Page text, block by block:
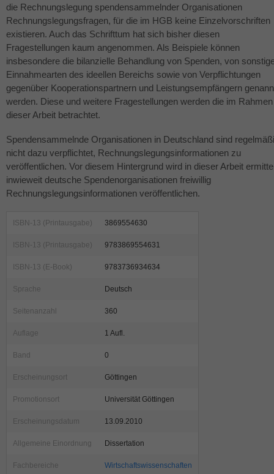
die Rechnungslegung spendensammelnder Organisationen
Rechnungslegungsfragen, für die im HGB keine Einzelvorschriften
existieren. Auch das Schrifttum hat sich bisher diesen
Fragestellungen kaum angenommen. Als Beispiele können
insbesondere die bilanzielle Behandlung von Spenden, von
Einnahmearten des ideellen Bereichs sowie von Verpflichtungen
gegenüber Kooperationspartnern und Leistungsempfängern
werden. Diese und weitere Fragestellungen werden die im Rahmen
dieser Arbeit betrachtet.
Spendensammelnde Organisationen in Deutschland sind
nicht dazu verpflichtet, Rechnungslegungsinformationen zu
veröffentlichen. Vor diesem Hintergrund wird in dieser Arbeit
inwieweit deutsche Spendenorganisationen freiwillig
Rechnungslegungsinformationen veröffentlichen.
ISBN-13 (Printausgabe) 3869554630
ISBN-13 (Printausgabe) 9783869554631
ISBN-13 (E-Book) 9783736934634
Sprache Deutsch
Seitenanzahl 360
Auflage 1 Aufl.
Band 0
Erscheinungsort Göttingen
Promotionsort Universität Göttingen
Erscheinungsdatum 13.09.2010
Allgemeine Einordnung Dissertation
Fachbereiche Wirtschaftswissenschaften